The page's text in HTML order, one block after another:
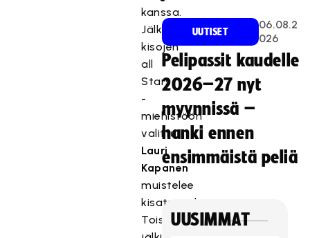
kanssa.
Jälkipelissä
kisojen
all
Stars
-
miehistöön
valittu
Lauri
Kapanen
muistelee
kisatunnelmiaan.
Toisessa
UUTISET
06.08.2
026
Pelipassit kaudelle
2026–27 nyt
myynnissä –
hanki ennen
ensimmäistä peliä
UUSIMMAT